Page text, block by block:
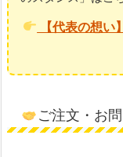
【代表の想
ご注文・お